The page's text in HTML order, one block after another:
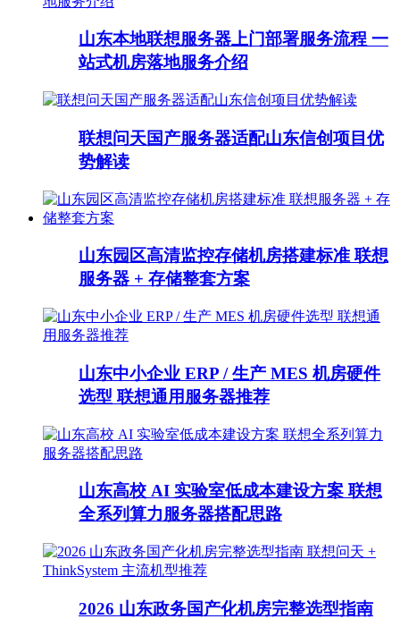
山东本地联想服务器上门部署服务流程 一
站式机房落地服务介绍
联想问天国产服务器适配山东信创项目优
势解读
山东园区高清监控存储机房搭建标准 联想
服务器 + 存储整套方案
山东中小企业 ERP / 生产 MES 机房硬件
选型 联想通用服务器推荐
山东高校 AI 实验室低成本建设方案 联想
全系列算力服务器搭配思路
2026 山东政务国产化机房完整选型指南